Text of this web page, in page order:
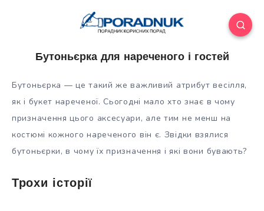
Бутоньєрка для нареченого і гостей
Бутоньєрка — це такий же важливий атрибут весілля,
як і букет нареченої. Сьогодні мало хто знає в чому
призначення цього аксесуари, але тим не менш на
костюмі кожного нареченого він є. Звідки взялися
бутоньєрки, в чому їх призначення і які вони бувають?
Трохи історії